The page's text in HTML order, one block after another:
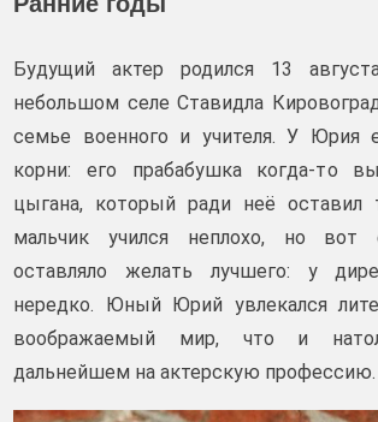
Будущий актер родился 13
небольшом селе Ставидла
семье военного и учителя. У Юрия
корни: его прабабушка когда-то
цыгана, который ради неё оставил
мальчик учился неплохо, но вот
оставляло желать лучшего: у
нередко. Юный Юрий увлекался
воображаемый мир, что и
дальнейшем на актерскую профессию.